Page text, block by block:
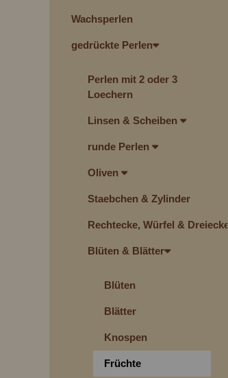
Wachsperlen
gedrückte Perlen
Perlen mit 2 oder 3
Loechern
Linsen & Scheiben
runde Perlen
Oliven
Staebchen & Zylinder
Rechtecke, Würfel & Dreiecke
Blüten & Blätter
Blüten
Blätter
Knospen
Früchte